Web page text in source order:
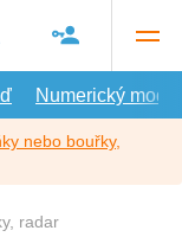
Numerický model
nebo bouřky,
radar